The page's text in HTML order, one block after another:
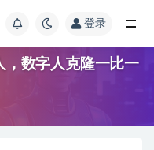
登录
数字人克隆一比一